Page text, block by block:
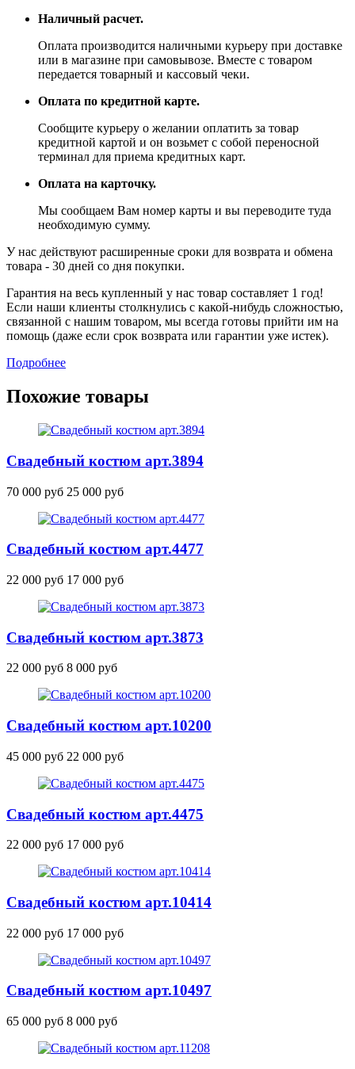
Наличный расчет.
Оплата производится наличными курьеру при доставке
или в магазине при самовывозе. Вместе с товаром
передается товарный и кассовый чеки.
Оплата по кредитной карте.
Сообщите курьеру о желании оплатить за товар
кредитной картой и он возьмет с собой переносной
терминал для приема кредитных карт.
Оплата на карточку.
Мы сообщаем Вам номер карты и вы переводите туда
необходимую сумму.
У нас действуют расширенные сроки для возврата и обмена
товара - 30 дней со дня покупки.
Гарантия на весь купленный у нас товар составляет 1 год!
Если наши клиенты столкнулись с какой-нибудь сложностью,
связанной с нашим товаром, мы всегда готовы прийти им на
помощь (даже если срок возврата или гарантии уже истек).
Подробнее
Похожие товары
Свадебный костюм арт.3894
70 000 руб 25 000 руб
Свадебный костюм арт.4477
22 000 руб 17 000 руб
Свадебный костюм арт.3873
22 000 руб 8 000 руб
Свадебный костюм арт.10200
45 000 руб 22 000 руб
Свадебный костюм арт.4475
22 000 руб 17 000 руб
Свадебный костюм арт.10414
22 000 руб 17 000 руб
Свадебный костюм арт.10497
65 000 руб 8 000 руб